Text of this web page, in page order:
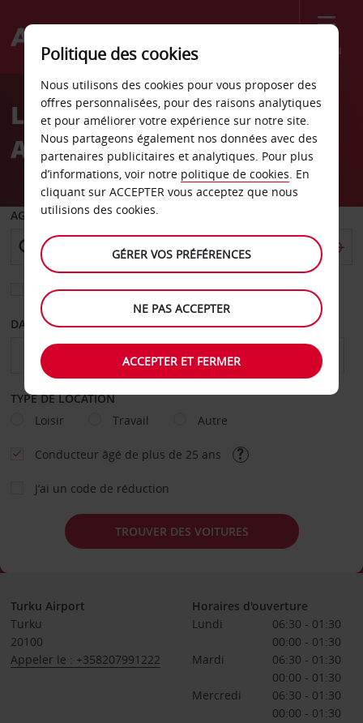
Menu
Welcome
AvisLocation de voiture
Aéroport de Turku
AGENCE DE DÉPART
Sélectionnez une autre agence de retour
DATE DE DÉPART DATE DE RETOUR
TYPE DE LOCATION
Loisir
Travail Autre
Conducteur âgé de plus de 25 ans
J’ai un code de réduction
TROUVER DES VOITURES
Turku Airport
Turku
20100
Appeler le : +358207991222
Horaires d'ouverture
Lundi
06:30 - 01:30
00:00 - 01:30
Mardi
06:30 - 01:30
00:00 - 01:30
Mercredi
06:30 - 01:30
00:00 - 01:30
Politique des cookies
Nous utilisons des cookies pour vous proposer des
offres personnalisées, pour des raisons analytiques
et pour améliorer votre expérience sur notre site.
Nous partageons également nos données avec des
partenaires publicitaires et analytiques. Pour plus
d’informations, voir notre politique de cookies. En
cliquant sur ACCEPTER vous acceptez que nous
utilisions des cookies.
GÉRER VOS PRÉFÉRENCES
NE PAS ACCEPTER
ACCEPTER ET FERMER